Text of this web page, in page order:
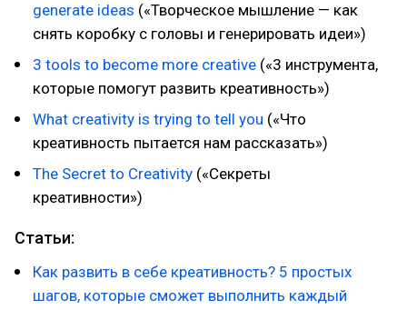
generate ideas («Творческое мышление — как
снять коробку с головы и генерировать идеи»)
3 tools to become more creative («3 инструмента,
которые помогут развить креативность»)
What creativity is trying to tell you («Что
креативность пытается нам рассказать»)
The Secret to Creativity («Секреты
креативности»)
Статьи:
Как развить в себе креативность? 5 простых
шагов, которые сможет выполнить каждый